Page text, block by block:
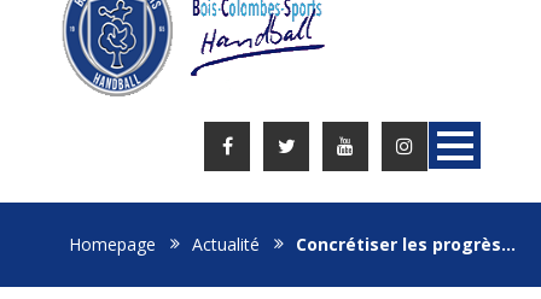
Homepage Actualité Concrétiser les progrès…